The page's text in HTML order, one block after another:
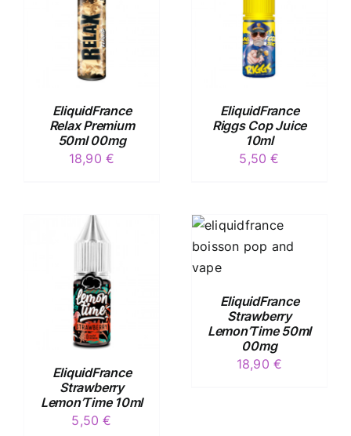
EliquidFrance
Relax Premium
50ml 00mg
18,90€
DÉTAILS
EliquidFrance
Riggs Cop Juice
10ml
5,50€
EliquidFrance
Strawberry
Lemon’Time 10ml
5,50€
EliquidFrance
Strawberry
Lemon’Time 50ml
00mg
18,90€